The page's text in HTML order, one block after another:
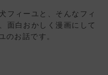
フィーユと、そんなフィ
面白おかしく漫画にして
のお話です。